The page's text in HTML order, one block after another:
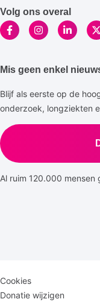
Volg ons overal
Mis geen enkel
Blijf als eerste op de
onderzoek, longziekten
Al ruim 120.000 mensen
Disclaimer
menu
Cookies
Donatie wijzigen
Logomenu